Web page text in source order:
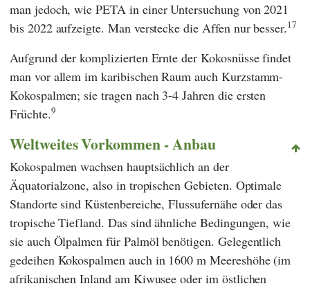
man jedoch, wiePETAin einer Untersuchung von 2021
bis 2022 aufzeigte. Man verstecke die Affen nur besser.17
Aufgrund der komplizierten Ernte der Kokosnüsse findet
man vor allem im karibischen Raum auch Kurzstamm-
Kokospalmen; sie tragen nach 3-4 Jahren die ersten
Früchte.9
Weltweites Vorkommen - Anbau
Kokospalmen wachsen hauptsächlich an der
Äquatorialzone, also in tropischen Gebieten. Optimale
Standorte sind Küstenbereiche, Flussufernähe oder das
tropische Tiefland. Das sind ähnliche Bedingungen, wie
sie auch Ölpalmen für Palmöl benötigen. Gelegentlich
gedeihen Kokospalmen auch in 1600 m Meereshöhe (im
afrikanischen Inland am Kiwusee oder im östlichen